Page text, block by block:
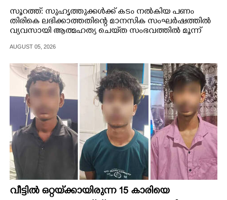
വ്യവസായിയുടെ ആത്മഹത്യ, മൂന്ന് പേർ
അറസ്റ്റിൽ
സൂറത്ത്: സുഹൃത്തുക്കൾക്ക് കടം നൽകിയ പണം
തിരികെ ലഭിക്കാത്തതിന്റെ മാനസിക സംഘർഷത്തിൽ
വ്യവസായി ആത്മഹത്യ ചെയ്‌ത സംഭവത്തിൽ മൂന്ന്
AUGUST 05, 2026
വീട്ടിൽ ഒറ്റയ്‌ക്കായിരുന്ന 15 കാരിയെ